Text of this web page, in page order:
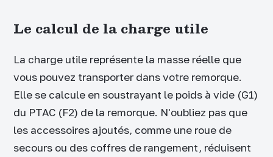
Le calcul de la charge utile
La charge utile représente la masse réelle que
vous pouvez transporter dans votre remorque.
Elle se calcule en soustrayant le poids à vide (G1)
du PTAC (F2) de la remorque. N'oubliez pas que
les accessoires ajoutés, comme une roue de
secours ou des coffres de rangement, réduisent